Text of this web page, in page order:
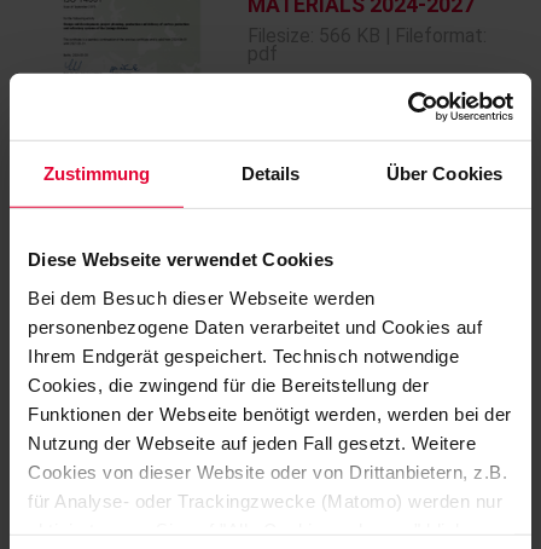
Zustimmung Details Über Cookies
Diese Webseite verwendet Cookies
Bei dem Besuch dieser Webseite werden
personenbezogene Daten verarbeitet und Cookies auf
Ihrem Endgerät gespeichert. Technisch notwendige
Cookies, die zwingend für die Bereitstellung der
Funktionen der Webseite benötigt werden, werden bei der
Nutzung der Webseite auf jeden Fall gesetzt. Weitere
Cookies von dieser Website oder von Drittanbietern, z.B.
für Analyse- oder Trackingzwecke (Matomo) werden nur
MATERIALS 2024-2027
pdf
ISO50001 Certificate for
STEULER-KCH Materials
2024-2027
Filesize: 105 KB | Fileformat:
pdf